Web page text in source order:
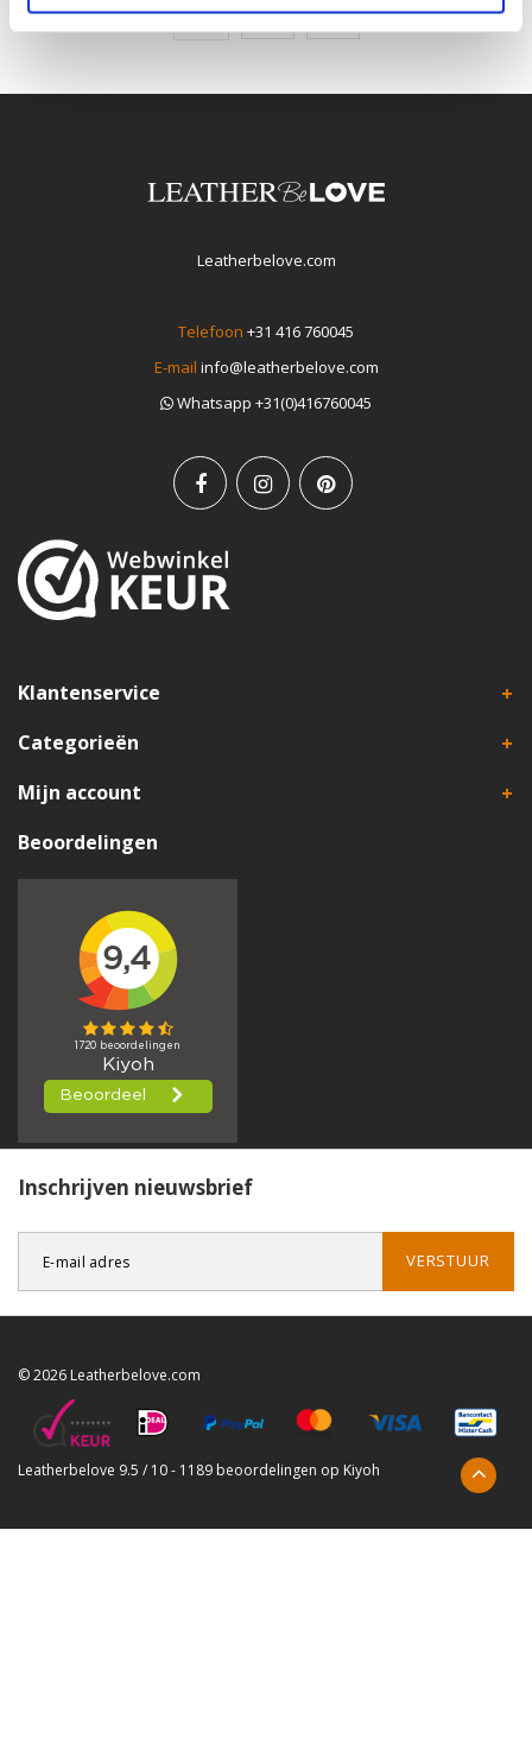
Leatherbelove.com
Telefoon +31 416 760045
E-mail info@leatherbelove.com
Whatsapp +31(0)416760045
Klantenservice
Categorieën
Mijn account
Beoordelingen
Inschrijven nieuwsbrief
VERSTUUR
© 2026 Leatherbelove.com
Leatherbelove 9.5 / 10- 1189 beoordelingen op Kiyoh